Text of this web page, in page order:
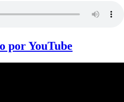
por YouTube